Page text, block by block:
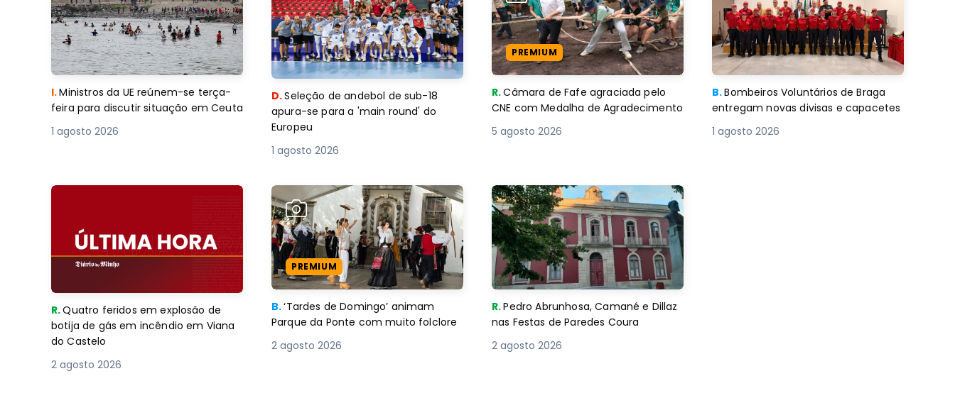
I.Ministros da UE reúnem-se terça-
feira para discutir situação em Ceuta
1 agosto 2026
D.Seleção de andebol de sub-18
apura-se para a 'main round' do
Europeu
1 agosto 2026
PREMIUM
R.Câmara de Fafe agraciada pelo
CNE com Medalha de Agradecimento
5 agosto 2026
B.Bombeiros Voluntários de Braga
entregam novas divisas e capacetes
1 agosto 2026
R.Quatro feridos em explosão de
botija de gás em incêndio em Viana
do Castelo
2 agosto 2026
PREMIUM
B.‘Tardes de Domingo’ animam
Parque da Ponte com muito folclore
2 agosto 2026
R.Pedro Abrunhosa, Camané e Dillaz
nas Festas de Paredes Coura
2 agosto 2026